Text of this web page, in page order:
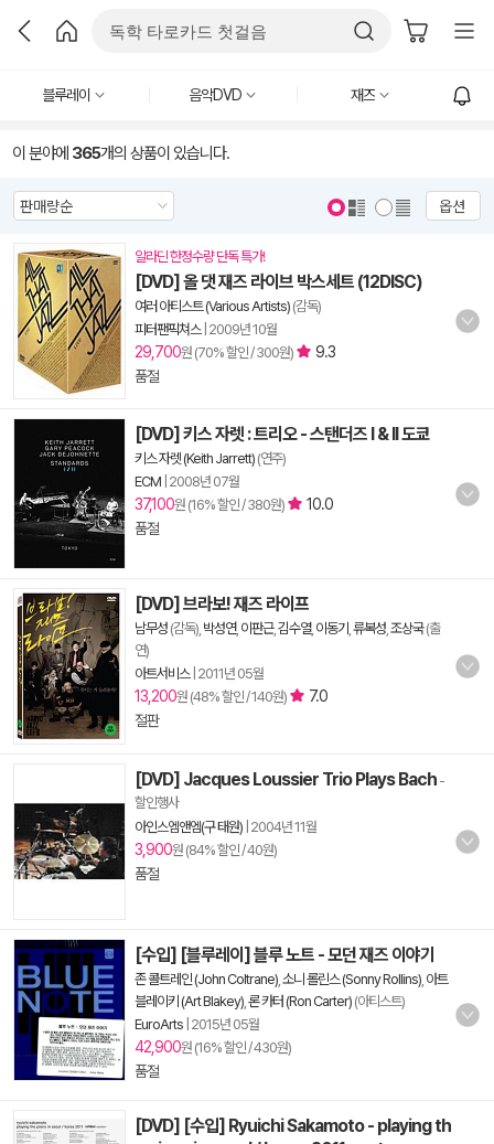
블루레이 음악DVD 재즈
이 분야에 365개의 상품이 있습니다.
옵션
알라딘 한정수량 단독 특가!
[DVD] 올 댓 재즈 라이브 박스세트 (12DISC)
여러 아티스트 (Various Artists) (감독)
피터팬픽쳐스| 2009년 10월
29,700원 (70% 할인 / 300원)
9.3
품절
[DVD] 키스 자렛 : 트리오 - 스탠더즈 I & II 도쿄
키스 자렛 (Keith Jarrett) (연주)
ECM 2008년 07월
37,100원 (16% 할인 / 380원)
10.0
품절
[DVD] 브라보! 재즈 라이프
남무성 (감독), 박성연, 이판근, 김수열, 이동기 류복성 조상국(출
연)
아트서비스| 2011년 05월
13,200원 (48% 할인 / 140원)
7.0
절판
[DVD] Jacques Loussier Trio Plays Bach -
할인행사
아인스엠앤엠(구 태원) 2004년 11월
3,900원 (84% 할인 / 40원)
품절
[수입] [블루레이] 블루 노트 - 모던 재즈 이야기
존 콜트레인 (John Coltrane) 소니 롤린스 (Sonny Rollins) 아트
블레이키 (Art Blakey) 론 카터 (Ron Carter) (아티스트)
EuroArts 2015년 05월
42,900원 (16% 할인 / 430원)
품절
[DVD] [수입] Ryuichi Sakamoto - playing th